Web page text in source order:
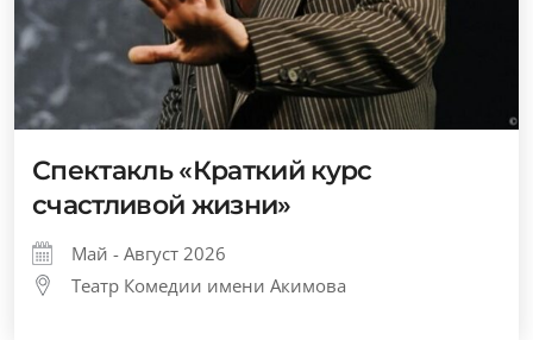
Спектакль «Краткий курс
счастливой жизни»
Май - Август 2026
Театр Комедии имени Акимова